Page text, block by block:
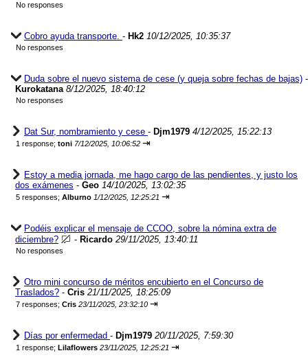
No responses
Cobro ayuda transporte. - Hk2 10/12/2025, 10:35:37
No responses
Duda sobre el nuevo sistema de cese (y queja sobre fechas de bajas) -
Kurokatana 8/12/2025, 18:40:12
No responses
Dat Sur, nombramiento y cese - Djm1979 4/12/2025, 15:22:13
1 response; toni 7/12/2025, 10:06:52 ⇥
Estoy a media jornada, me hago cargo de las pendientes, y justo los
dos exámenes - Geo 14/10/2025, 13:02:35
5 responses; Alburno 1/12/2025, 12:25:21 ⇥
Podéis explicar el mensaje de CCOO, sobre la nómina extra de
diciembre?
- Ricardo 29/11/2025, 13:40:11
No responses
Otro mini concurso de méritos encubierto en el Concurso de
Traslados? - Cris 21/11/2025, 18:25:09
7 responses; Cris 23/11/2025, 23:32:10 ⇥
Días por enfermedad - Djm1979 20/11/2025, 7:59:30
1 response; Lilaflowers 23/11/2025, 12:25:21 ⇥